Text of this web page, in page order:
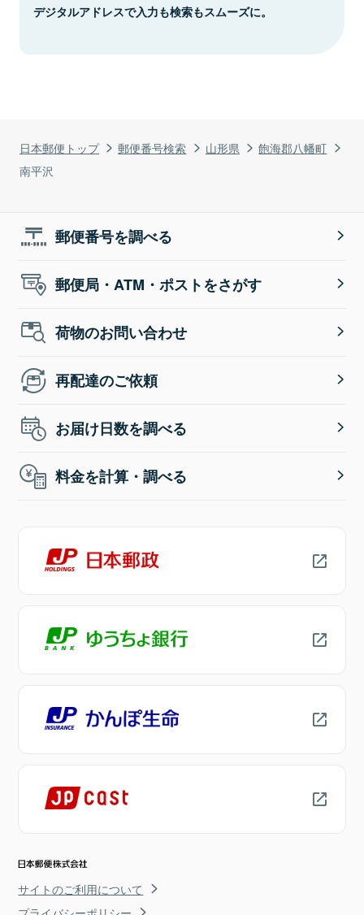
日本郵便トップ 郵便番号検索 山形県
飽海郡八幡町
南平沢
デジタルアドレスで入力も検索もスムーズに。
郵便番号を調べる
郵便局・ATM・ポストをさがす
荷物のお問い合わせ
再配達のご依頼
お届け日数を調べる
料金を計算・調べる
サイトのご利用について